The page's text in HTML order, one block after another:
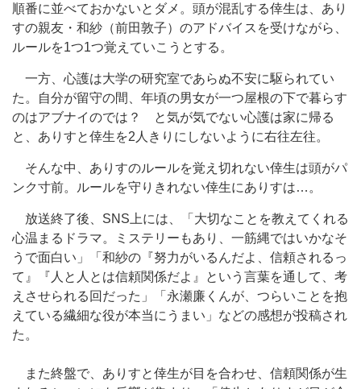
順番に並べておかないとダメ。頭が混乱する倖生は、あり
すの親友・和紗（前田敦子）のアドバイスを受けながら、
ルールを1つ1つ覚えていこうとする。
一方、心護は大学の研究室であらぬ不安に駆られてい
た。自分が留守の間、年頃の男女が一つ屋根の下で暮らす
のはアブナイのでは？ と気が気でない心護は家に帰る
と、ありすと倖生を2人きりにしないように右往左往。
そんな中、ありすのルールを覚え切れない倖生は頭がパ
ンク寸前。ルールを守りきれない倖生にありすは…。
放送終了後、SNS上には、「大切なことを教えてくれる
心温まるドラマ。ミステリーもあり、一筋縄ではいかなそ
うで面白い」「和紗の『努力がいるんだよ、信頼されるっ
て』『人と人とは信頼関係だよ』という言葉を通して、考
えさせられる回だった」「永瀬廉くんが、つらいことを抱
えている繊細な役が本当にうまい」などの感想が投稿され
た。
また終盤で、ありすと倖生が目を合わせ、信頼関係が生